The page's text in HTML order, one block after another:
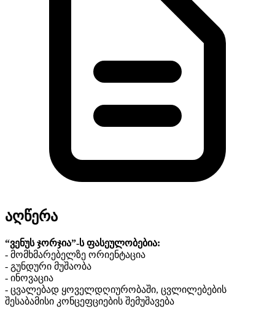
აღწერა
“ვენუს ჯორჯია”-ს ფასეულობებია:
- მომხმარებელზე ორიენტაცია
- გუნდური მუშაობა
- ინოვაცია
- ცვალებად ყოველდღიურობაში, ცვლილებების
შესაბამისი კონცეფციების შემუშავება